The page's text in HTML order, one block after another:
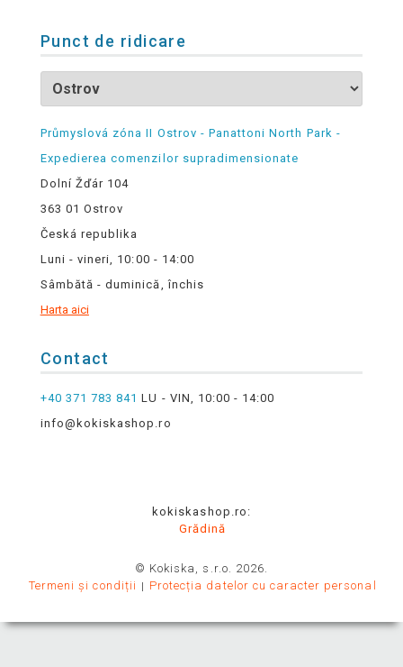
Punct de ridicare
Průmyslová zóna II Ostrov - Panattoni North Park -
Expedierea comenzilor supradimensionate
Dolní Žďár 104
363 01 Ostrov
Česká republika
Luni - vineri, 10:00 - 14:00
Sâmbătă - duminică, închis
Harta aici
Contact
+40 371 783 841 LU - VIN, 10:00 - 14:00
info@kokiskashop.ro
kokiskashop.ro:
Grădină
© Kokiska, s.r.o. 2026.
Termeni și condiții
Protecția datelor cu caracter personal